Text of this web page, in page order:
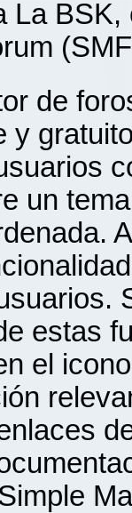
La
de
y
un
estas
el